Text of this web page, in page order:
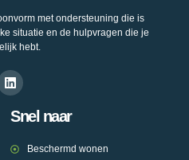
met ondersteuning die is
situatie en de hulpvragen die je
hebt.
Snel naar
Beschermd wonen